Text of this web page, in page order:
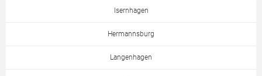
Isernhagen
Hermannsburg
Langenhagen